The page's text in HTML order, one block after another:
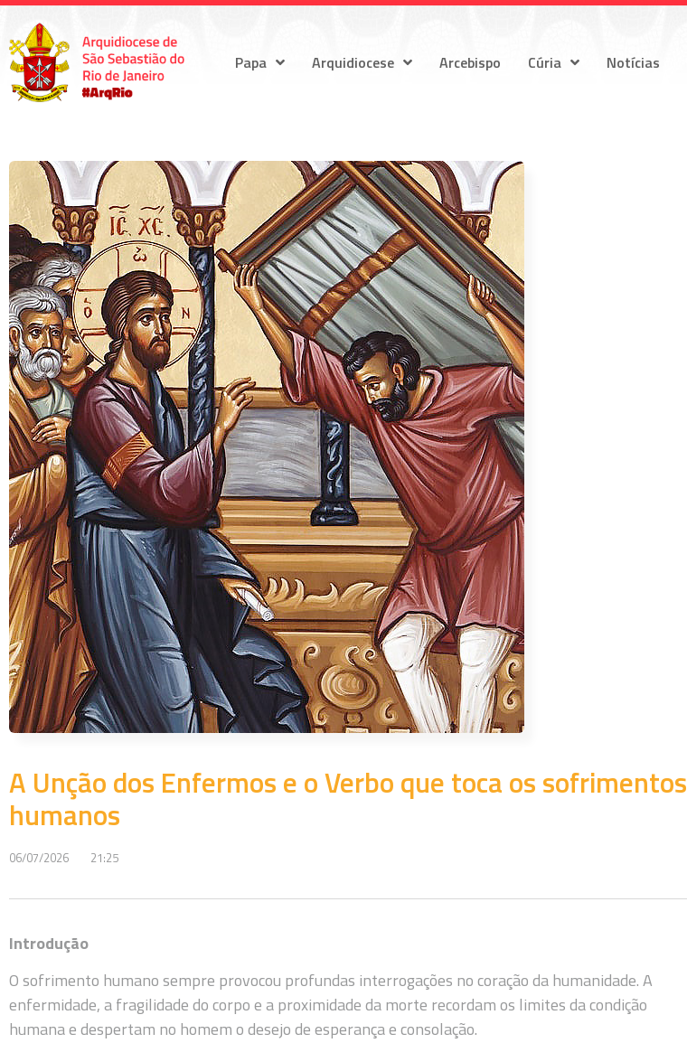
Papa Arquidiocese Arcebispo Cúria Notícias
A Unção dos Enfermos e o Verbo que toca os sofrimentos
humanos
06/07/2026 21:25
Introdução
O sofrimento humano sempre provocou profundas interrogações no coração da humanidade. A
enfermidade, a fragilidade do corpo e a proximidade da morte recordam os limites da condição
humana e despertam no homem o desejo de esperança e consolação.